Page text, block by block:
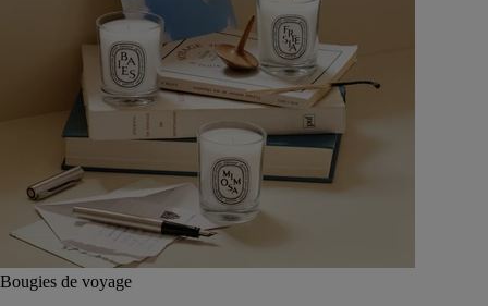
Bougies de voyage